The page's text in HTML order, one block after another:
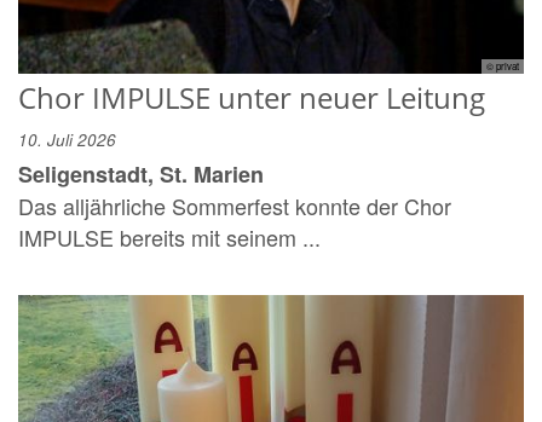
© privat
Chor IMPULSE unter neuer Leitung
10. Juli 2026
Seligenstadt, St. Marien
Das alljährliche Sommerfest konnte der Chor
IMPULSE bereits mit seinem ...